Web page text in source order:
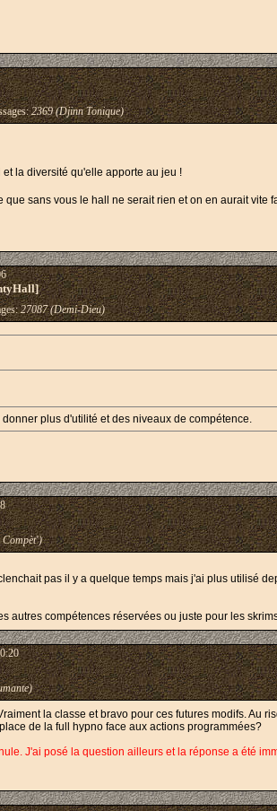
2369 (Djinn Tonique)
la diversité qu'elle apporte au jeu !
sans vous le hall ne serait rien et on en aurait
27087 (Demi-Dieu)
plus d'utilité et des niveaux de compétence.
pas il y a quelque temps mais j'ai plus utilisé
autres compétences réservées ou juste pour les
la classe et bravo pour ces futures modifs.
de la full hypno face aux actions programmées?
J'ai posé la question ailleurs et la réponse a été